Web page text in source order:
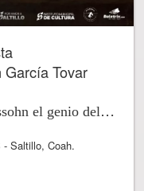
Tovar
el genio del
- Saltillo, Coah.